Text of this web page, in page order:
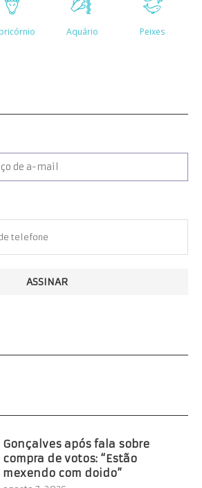
Gonçalves após fala sobre
compra de votos: “Estão
mexendo com doido”